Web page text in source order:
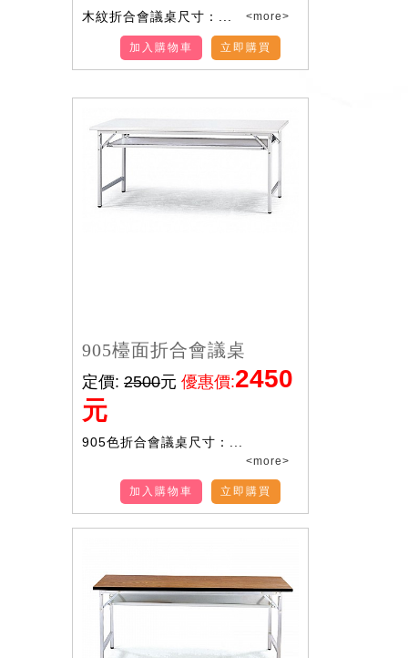
木紋折合會議桌尺寸：... <more>
立即購買
加入購物車
905檯面折合會議桌
定價: 2500元 優惠價:2450
元
905色折合會議桌尺寸：...
<more>
立即購買
加入購物車